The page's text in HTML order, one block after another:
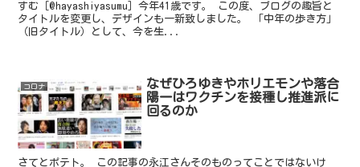
すむ［@hayashiyasumu］今年41歳です。 この度、ブログの趣旨と
タイトルを変更し、デザインも一新致しました。 「中年の歩き方」
（旧タイトル）として、今を生...
コロナ
なぜひろゆきやホリエモンや落合
陽一はワクチンを接種し推進派に
回るのか
さてとポテト。 この記事の永江さんそのものってことではないけ